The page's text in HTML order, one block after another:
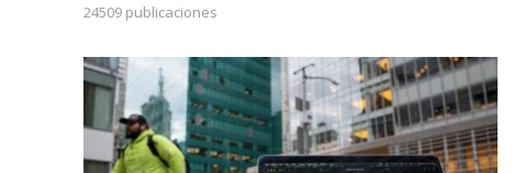
24509 publicaciones